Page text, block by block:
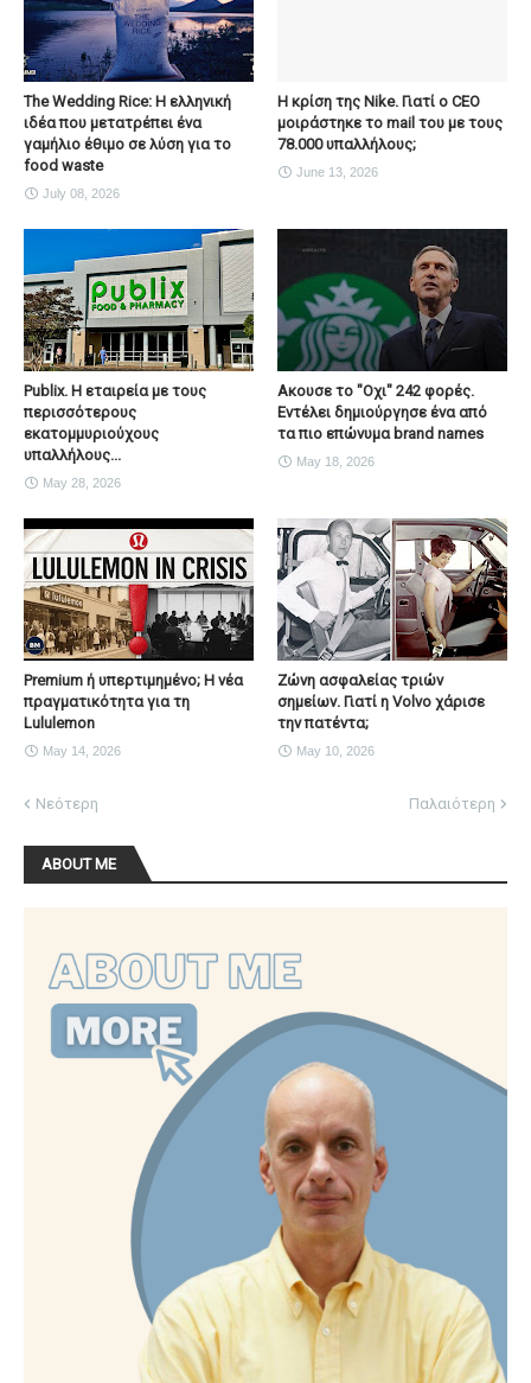
The Wedding Rice: Η ελληνική
ιδέα που μετατρέπει ένα
γαμήλιο έθιμο σε λύση για το
food waste
July 08, 2026
Η κρίση της Nike. Γιατί ο CEO
μοιράστηκε το mail του με τους
78.000 υπαλλήλους;
June 13, 2026
Publix. Η εταιρεία με τους
περισσότερους
εκατομμυριούχους
υπαλλήλους...
May 28, 2026
Ακουσε το "Οχι" 242 φορές.
Εντέλει δημιούργησε ένα από
τα πιο επώνυμα brand names
May 18, 2026
Premium ή υπερτιμημένο; Η νέα
πραγματικότητα για τη
Lululemon
May 14, 2026
Ζώνη ασφαλείας τριών
σημείων. Γιατί η Volvo χάρισε
την πατέντα;
May 10, 2026
Νεότερη Παλαιότερη
ABOUT ME